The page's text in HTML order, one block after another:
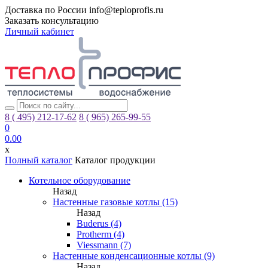
Доставка по России info@teploprofis.ru
Заказать консультацию
Личный кабинет
8 ( 495) 212-17-62 8 ( 965) 265-99-55
0
0.00
x
Полный каталог Каталог продукции
Котельное оборудование
Назад
Настенные газовые котлы (15)
Назад
Buderus (4)
Protherm (4)
Viessmann (7)
Настенные конденсационные котлы (9)